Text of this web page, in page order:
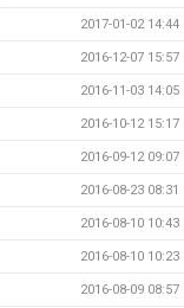
2017-01-02 14:44
2016-12-07 15:57
2016-11-03 14:05
2016-10-12 15:17
2016-09-12 09:07
2016-08-23 08:31
2016-08-10 10:43
2016-08-10 10:23
2016-08-09 08:57